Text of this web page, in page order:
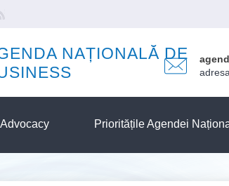
NAȚIONALĂ DE
Advocacy Prioritățile Agendei